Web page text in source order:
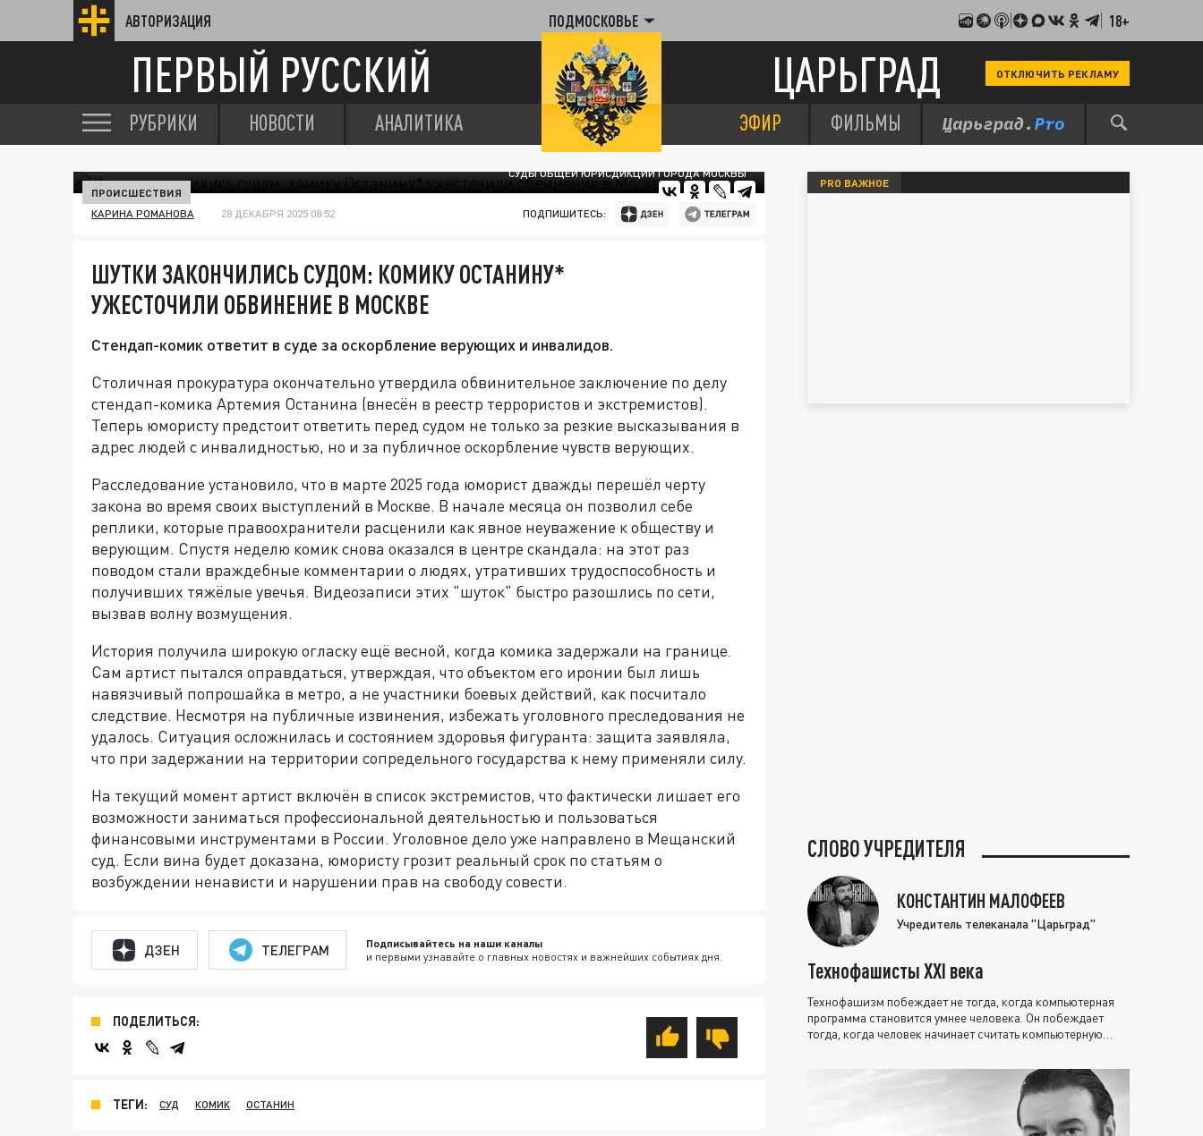
АВТОРИЗАЦИЯ ПОДМОСКОВЬЕ 18+
ПЕРВЫЙ РУССКИЙ ЦАРЬГРАД ОТКЛЮЧИТЬ РЕКЛАМУ
РУБРИКИ НОВОСТИ АНАЛИТИКА ЭФИР ФИЛЬМЫ
СУДЫ ОБЩЕЙ ЮРИСДИКЦИИ ГОРОДА МОСКВЫ
ПРОИСШЕСТВИЯ
КАРИНА РОМАНОВА 28 ДЕКАБРЯ 2025 08:52 ПОДПИШИТЕСЬ:
ШУТКИ ЗАКОНЧИЛИСЬ СУДОМ: КОМИКУ ОСТАНИНУ*
УЖЕСТОЧИЛИ ОБВИНЕНИЕ В МОСКВЕ
Стендап-комик ответит в суде за оскорбление верующих и инвалидов.
Столичная прокуратура окончательно утвердила обвинительное заключение по делу
стендап-комика Артемия Останина (внесён в реестр террористов и экстремистов).
Теперь юмористу предстоит ответить перед судом не только за резкие высказывания в
адрес людей с инвалидностью, но и за публичное оскорбление чувств верующих.
Расследование установило, что в марте 2025 года юморист дважды перешёл черту
закона во время своих выступлений в Москве. В начале месяца он позволил себе
реплики, которые правоохранители расценили как явное неуважение к обществу и
верующим. Спустя неделю комик снова оказался в центре скандала: на этот раз
поводом стали враждебные комментарии о людях, утративших трудоспособность и
получивших тяжёлые увечья. Видеозаписи этих "шуток" быстро разошлись по сети,
вызвав волну возмущения.
История получила широкую огласку ещё весной, когда комика задержали на границе.
Сам артист пытался оправдаться, утверждая, что объектом его иронии был лишь
навязчивый попрошайка в метро, а не участники боевых действий, как посчитало
следствие. Несмотря на публичные извинения, избежать уголовного преследования не
удалось. Ситуация осложнилась и состоянием здоровья фигуранта: защита заявляла,
что при задержании на территории сопредельного государства к нему применяли силу.
На текущий момент артист включён в список экстремистов, что фактически лишает его
возможности заниматься профессиональной деятельностью и пользоваться
финансовыми инструментами в России. Уголовное дело уже направлено в Мещанский
суд. Если вина будет доказана, юмористу грозит реальный срок по статьям о
возбуждении ненависти и нарушении прав на свободу совести.
ДЗЕН ТЕЛЕГРАМ Подписывайтесь на наши каналы
и первыми узнавайте о главных новостях и важнейших событиях дня.
ПОДЕЛИТЬСЯ:
ТЕГИ: СУД КОМИК ОСТАНИН
PRO ВАЖНОЕ
СЛОВО УЧРЕДИТЕЛЯ
КОНСТАНТИН МАЛОФЕЕВ
Учредитель телеканала "Царьград"
Технофашисты XXI века
Технофашизм побеждает не тогда, когда компьютерная
программа становится умнее человека. Он побеждает
тогда, когда человек начинает считать компьютерную